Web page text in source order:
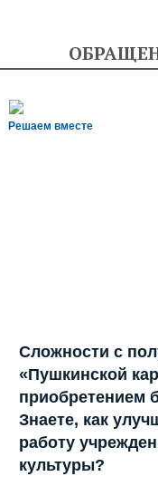
Решаем вместе
Сложности с
«Пушкинской
приобретением
Знаете, как
работу
культуры?